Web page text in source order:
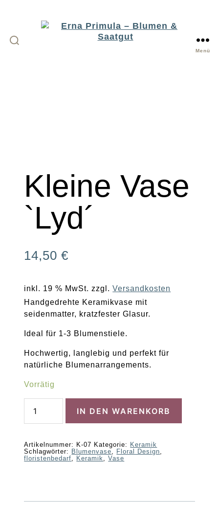
Menü
Kleine Vase
`Lyd´
14,50€
inkl. 19 % MwSt. zzgl.Versandkosten
Handgedrehte Keramikvase mit
seidenmatter, kratzfester Glasur.
Ideal für 1-3 Blumenstiele.
Hochwertig, langlebig und perfekt für
natürliche Blumenarrangements.
Vorrätig
Vase
IN DEN WARENKORB
Artikelnummer: K-07 Kategorie:
Keramik
Schlagwörter:
Blumenvase Floral Design
floristenbedarf
Keramik ,Vase